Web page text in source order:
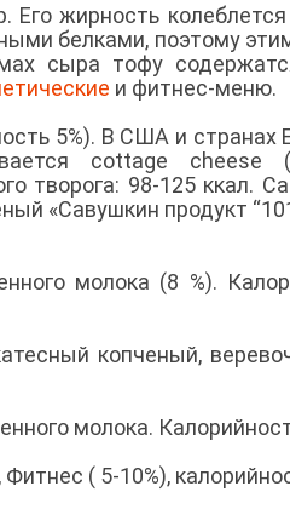
Его жирность
белками, поэтому
сыра тофу
и фитнес-меню.
5%). В США и странах
cottage cheese
творога: 98-125 ккал.
«Савушкин продукт
молока (8 %).
копченый,
молока.
, Фитнес ( 5-10%),